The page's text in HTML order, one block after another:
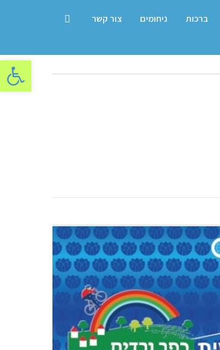
פתח
ברכות ניחומים צור קשר